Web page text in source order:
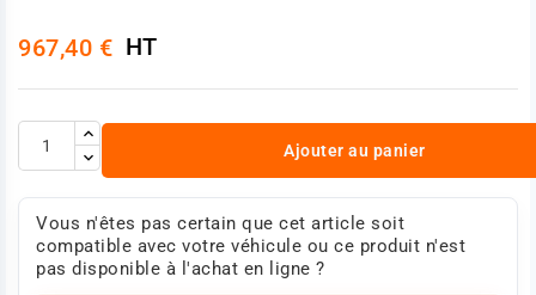
967,40 € HT
Ajouter au panier
Vous n'êtes pas certain que cet article soit
compatible avec votre véhicule ou ce produit n'est
pas disponible à l'achat en ligne ?